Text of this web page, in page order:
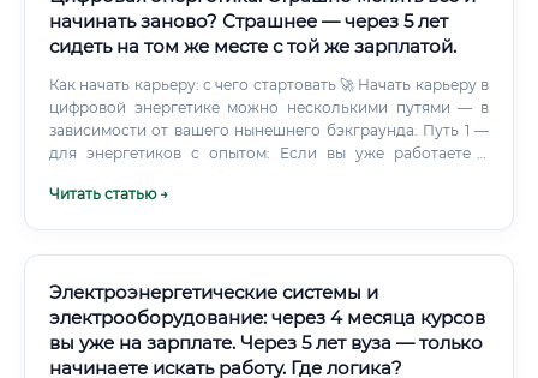
начинать заново? Страшнее — через 5 лет
сидеть на том же месте с той же зарплатой.
Как начать карьеру: с чего стартовать 🚀 Начать карьеру в
цифровой энергетике можно несколькими путями — в
зависимости от вашего нынешнего бэкграунда. Путь 1 —
для энергетиков с опытом: Если вы уже работаете в
т.д.) — вам нужно «надстроить» цифровые компетенции.
Читать статью →
Электроэнергетические системы и
электрооборудование: через 4 месяца курсов
вы уже на зарплате. Через 5 лет вуза — только
начинаете искать работу. Где логика?